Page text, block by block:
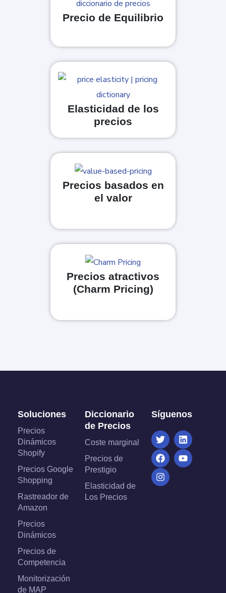
Precio de Equilibrio
Elasticidad de los
precios
Precios basados en
el valor
Precios atractivos
(Charm Pricing)
Soluciones
Precios
Dinámicos
Shopify
Precios Google
Shopping
Rastreador de
Amazon
Precios
Dinámicos
Precios de
Competencia
Monitorización
de MAP
Diccionario
de Precios
Coste marginal
Precios de
Prestigio
Elasticidad de
Los Precios
Síguenos